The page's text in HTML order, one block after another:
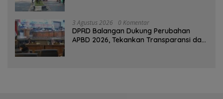
3 Agustus 2026 0 Komentar
DPRD Balangan Dukung Perubahan
APBD 2026, Tekankan Transparansi dan